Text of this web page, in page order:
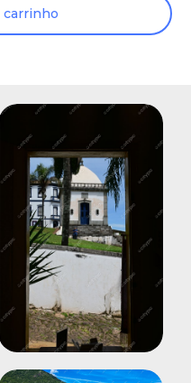
carrinho